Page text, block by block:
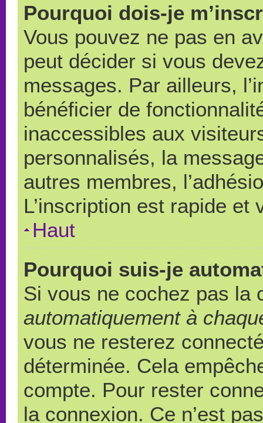
Pourquoi dois-je
Vous pouvez ne pas en
peut décider si vous
messages. Par ailleurs,
bénéficier de
inaccessibles aux
personnalisés, la
autres membres,
L’inscription est rapide et
Haut
Pourquoi suis-je
Si vous ne cochez pas la
automatiquement à
vous ne resterez
déterminée. Cela
compte. Pour rester
la connexion. Ce n’est